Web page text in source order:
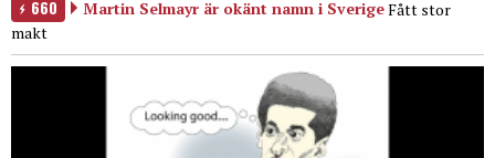
660 Martin Selmayr är okänt namn i SverigeFått stor
makt